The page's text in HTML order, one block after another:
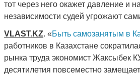
тот через него окажет давление и
независимости судей угрожают
VLAST.KZ. «Быть самозанятым в
работников в Казахстане
рынка труда экономист Жаксыбек
десятилетия повсеместно